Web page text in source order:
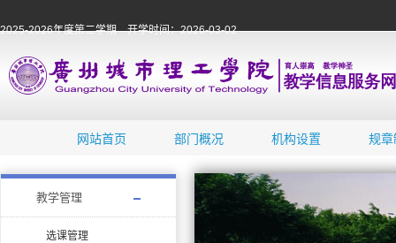
2025-2026年度第二学期 开学时间：2026-03-02
网站首页 部门概况 机构设置 规章
教学管理
选课管理